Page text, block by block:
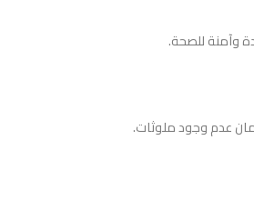
وآمنة للصحة.
عدم وجود ملوثات.